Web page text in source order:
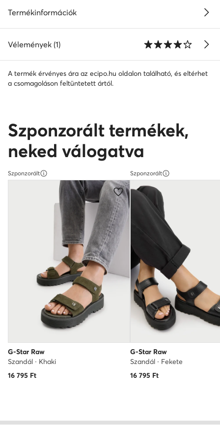
Termékinformációk
Vélemények (1)
A termék érvényes ára az ecipo.hu oldalon található, és eltérhet
a csomagoláson feltüntetett ártól.
Szponzorált termékek,
neked válogatva
Szponzorált
G-Star Raw
Szandál · Khaki
16 795 Ft
Szponzorált
G-Star Raw
Szandál · Fekete
16 795 Ft